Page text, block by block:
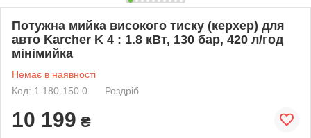
Потужна мийка високого тиску (керхер) для
авто Karcher K 4 : 1.8 кВт, 130 бар, 420 л/год
мінімийка
Немає в наявності
Код: 1.180-150.0
Роздріб
10 199 ₴